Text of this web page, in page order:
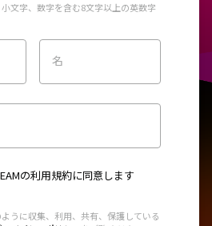
文字、数字を含む8文字以上の英数字
名
の利用規約に同意します
うに収集、利用、共有、保護している